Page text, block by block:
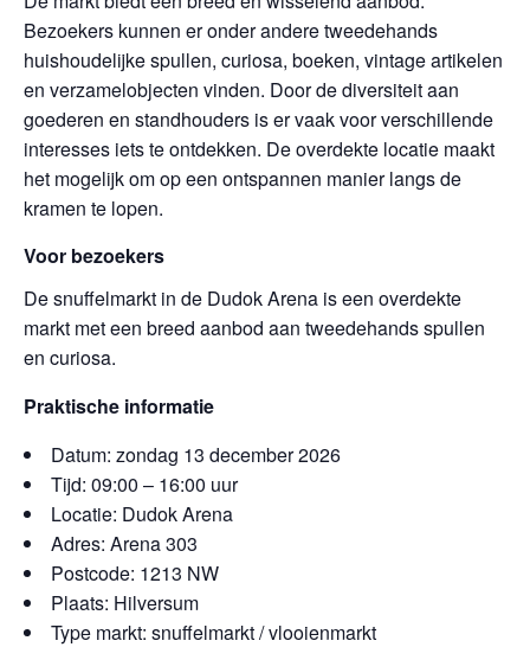
Bezoekers kunnen er onder andere tweedehands
huishoudelijke spullen, curiosa, boeken, vintage artikelen
en verzamelobjecten vinden. Door de diversiteit aan
goederen en standhouders is er vaak voor verschillende
interesses iets te ontdekken. De overdekte locatie maakt
het mogelijk om op een ontspannen manier langs de
kramen te lopen.
Voor bezoekers
De snuffelmarkt in de Dudok Arena is een overdekte
markt met een breed aanbod aan tweedehands spullen
en curiosa.
Praktische informatie
Datum: zondag 13 december 2026
Tijd: 09:00 – 16:00 uur
Locatie: Dudok Arena
Adres: Arena 303
Postcode: 1213 NW
Plaats: Hilversum
Type markt: snuffelmarkt / vlooienmarkt